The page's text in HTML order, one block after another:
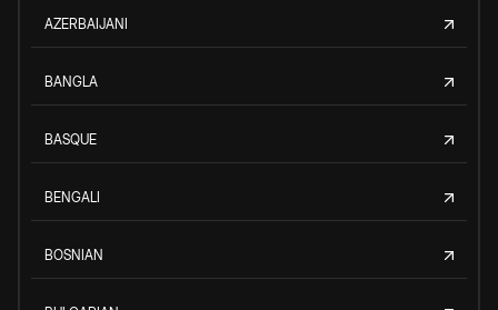
AZERBAIJANI
BANGLA
BASQUE
BENGALI
BOSNIAN